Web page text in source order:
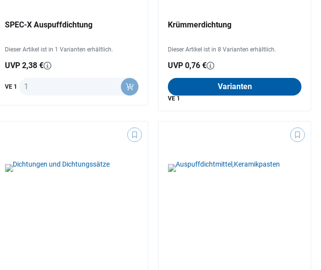
SPEC-X Auspuffdichtung
Dieser Artikel ist in 1 Varianten erhältlich.
UVP 2,38 €
VE 1 Anzahl
Krümmerdichtung
Dieser Artikel ist in 8 Varianten erhältlich.
UVP 0,76 €
Varianten
VE 1